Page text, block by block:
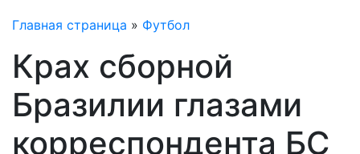
Главная страница » Футбол
Крах сборной
Бразилии глазами
корреспондента БС